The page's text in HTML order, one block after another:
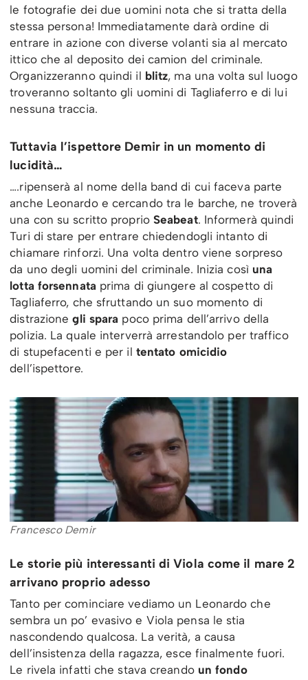
le fotografie dei due uomini nota che si tratta della
stessa persona! Immediatamente darà ordine di
entrare in azione con diverse volanti sia al mercato
ittico che al deposito dei camion del criminale.
Organizzeranno quindi il blitz, ma una volta sul luogo
troveranno soltanto gli uomini di Tagliaferro e di lui
nessuna traccia.
Tuttavia l’ispettore Demir in un momento di
lucidità…
….ripenserà al nome della band di cui faceva parte
anche Leonardo e cercando tra le barche, ne troverà
una con su scritto proprio Seabeat. Informerà quindi
Turi di stare per entrare chiedendogli intanto di
chiamare rinforzi. Una volta dentro viene sorpreso
da uno degli uomini del criminale. Inizia così una
lotta forsennata prima di giungere al cospetto di
Tagliaferro, che sfruttando un suo momento di
distrazione gli spara poco prima dell’arrivo della
polizia. La quale interverrà arrestandolo per traffico
di stupefacenti e per il tentato omicidio
dell’ispettore.
Francesco Demir
Le storie più interessanti di Viola come il mare 2
arrivano proprio adesso
Tanto per cominciare vediamo un Leonardo che
sembra un po’ evasivo e Viola pensa le stia
nascondendo qualcosa. La verità, a causa
dell’insistenza della ragazza, esce finalmente fuori.
Le rivela infatti che stava creando un fondo